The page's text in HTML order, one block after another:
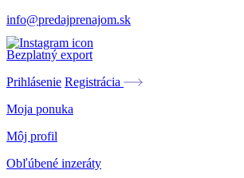
info@predajprenajom.sk
Bezplatný export
Prihlásenie Registrácia
Moja ponuka
Môj profil
Obľúbené inzeráty